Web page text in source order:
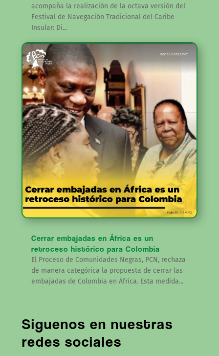
acompaña la realización de la octava versión del
Festival de Navegación Tradicional del Caribe
Insular: Di...
Cerrar embajadas en África es un
retroceso histórico para Colombia
El Proceso de Comunidades Negras, PCN, rechaza
de manera categórica la propuesta de cerrar las
embajadas de Colombia en África. Esta medida...
Siguenos en nuestras
redes sociales